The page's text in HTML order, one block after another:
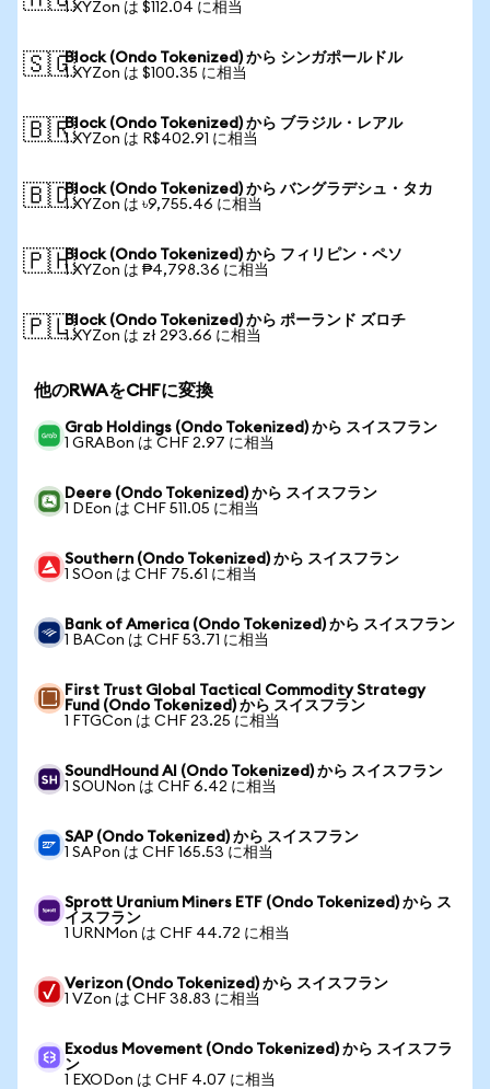
1 XYZon は $112.04 に相当
🇸🇬Block (Ondo Tokenized) から シンガポールドル
1 XYZon は $100.35 に相当
🇧🇷Block (Ondo Tokenized) から ブラジル・レアル
1 XYZon は R$402.91 に相当
🇧🇩Block (Ondo Tokenized) から バングラデシュ・タカ
1 XYZon は ৳9,755.46 に相当
🇵🇭Block (Ondo Tokenized) から フィリピン・ペソ
1 XYZon は ₱4,798.36 に相当
🇵🇱Block (Ondo Tokenized) から ポーランド ズロチ
1 XYZon は zł 293.66 に相当
他のRWAをCHFに変換
Grab Holdings (Ondo Tokenized) から スイスフラン
1 GRABon は CHF 2.97 に相当
Deere (Ondo Tokenized) から スイスフラン
1 DEon は CHF 511.05 に相当
Southern (Ondo Tokenized) から スイスフラン
1 SOon は CHF 75.61 に相当
Bank of America (Ondo Tokenized) から スイスフラン
1 BACon は CHF 53.71 に相当
First Trust Global Tactical Commodity Strategy
Fund (Ondo Tokenized) から スイスフラン
1 FTGCon は CHF 23.25 に相当
SoundHound AI (Ondo Tokenized) から スイスフラン
1 SOUNon は CHF 6.42 に相当
SAP (Ondo Tokenized) から スイスフラン
1 SAPon は CHF 165.53 に相当
Sprott Uranium Miners ETF (Ondo Tokenized) から ス
イスフラン
1 URNMon は CHF 44.72 に相当
Verizon (Ondo Tokenized) から スイスフラン
1 VZon は CHF 38.83 に相当
Exodus Movement (Ondo Tokenized) から スイスフラ
ン
1 EXODon は CHF 4.07 に相当